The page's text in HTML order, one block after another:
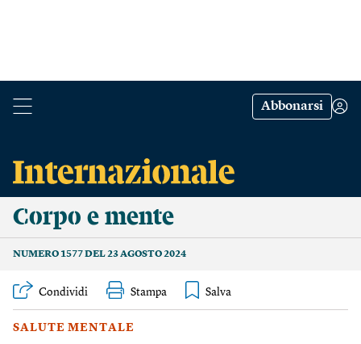
Abbonarsi
Corpo e mente
NUMERO 1577 DEL 23 AGOSTO 2024
Condividi Stampa
SALUTE MENTALE